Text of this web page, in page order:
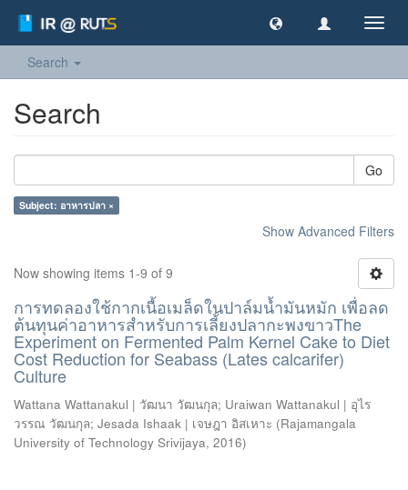
Search
Search
Go
Subject: อาหารปลา ×
Show Advanced Filters
Now showing items 1-9 of 9
การทดลองใช้กากเนื้อเมล็ดในปาล์มน้ำมันหมัก เพื่อลด
ต้นทุนค่าอาหารสำหรับการเลี้ยงปลากะพงขาวThe
Experiment on Fermented Palm Kernel Cake to Diet
Cost Reduction for Seabass (Lates calcarifer)
Culture
Wattana Wattanakul | วัฒนา วัฒนกุล; Uraiwan Wattanakul | อุไร
วรรณ วัฒนกุล; Jesada Ishaak | เจษฎา อิสเหาะ (Rajamangala
University of Technology Srivijaya, 2016)